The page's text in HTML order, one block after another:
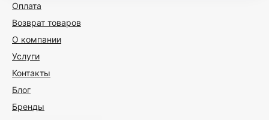
Оплата
Возврат товаров
О компании
Услуги
Контакты
Блог
Бренды